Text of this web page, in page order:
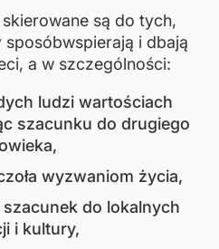
są do tych,
sposóbwspierają i dbają
a w szczególności:
ludzi wartościach
szacunku do drugiego
wyzwaniom życia,
szacunek do lokalnych
i kultury,